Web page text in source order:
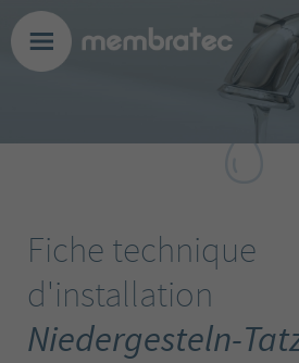
Fiche technique
d'installation
Niedergesteln-